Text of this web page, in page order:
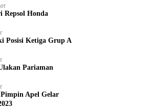
Repsol Honda
Posisi Ketiga Grup A
Pariaman
Apel Gelar